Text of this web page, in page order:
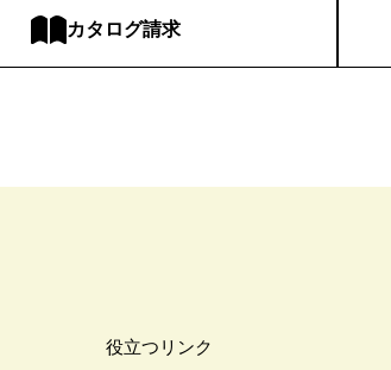
カタログ請求
役立つリンク